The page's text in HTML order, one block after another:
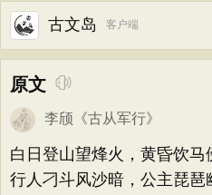
古文岛 客户端
原文
李颀 《古从军行》
白日登山望烽火，黄昏饮马
行人刁斗风沙暗，公主琵琶